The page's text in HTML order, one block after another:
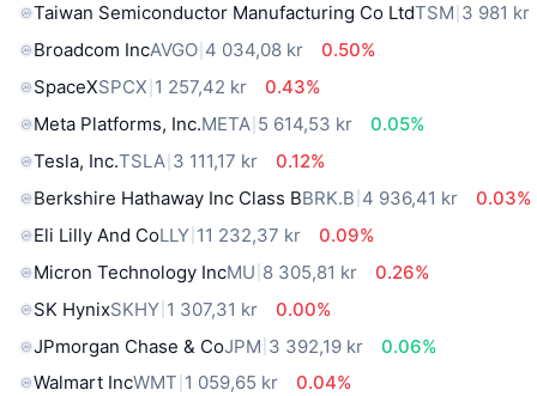
Taiwan Semiconductor Manufacturing Co LtdTSM 3 981 kr
Broadcom IncAVGO 4 034,08 kr
0.50%
SpaceXSPCX 1 257,42 kr
0.43%
Meta Platforms, Inc.META 5 614,53 kr
0.05%
Tesla, Inc.TSLA 3 111,17 kr
0.12%
Berkshire Hathaway Inc Class BBRK.B 4 936,41 kr
0.03%
Eli Lilly And CoLLY 11 232,37 kr
0.09%
Micron Technology IncMU 8 305,81 kr
0.26%
SK HynixSKHY 1 307,31 kr
0.00%
JPmorgan Chase & CoJPM 3 392,19 kr
0.06%
Walmart IncWMT 1 059,65 kr 0.04%